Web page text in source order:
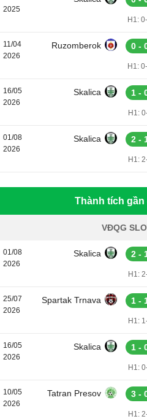
2025
H1:
11/04
2026
Ruzomberok 0 -
H1:
16/05
2026
Skalica 1 -
H1:
01/08
2026
Skalica 2 -
H1:
Thành tích gần
VĐQG
01/08
2026
Skalica 2 -
H1:
25/07
2026
Spartak Trnava 1 -
H1:
16/05
2026
Skalica 1 -
H1:
10/05
2026
Tatran Presov 3 -
H1: